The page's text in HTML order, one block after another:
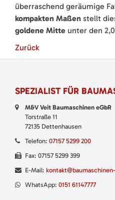
überraschend geräumige
kompakten Maßen stellt
goldene Mitte unter den
Zurück
SPEZIALIST FÜR
M&V Veit Baumaschinen eGbR
Torstraße 11
72135 Dettenhausen
Telefon: 07157 5299 200
Fax: 07157 5299 399
E-Mail:
WhatsApp: 0151 61147777